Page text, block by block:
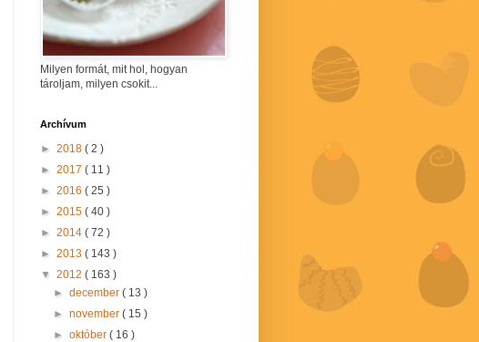
Milyen formát, mit hol, hogyan
tároljam, milyen csokit...
Archívum
► 2018 ( 2 )
► 2017 ( 11 )
► 2016 ( 25 )
► 2015 ( 40 )
► 2014 ( 72 )
► 2013 ( 143 )
▼ 2012 ( 163 )
►december( 13 )
►november( 15 )
►október( 16 )